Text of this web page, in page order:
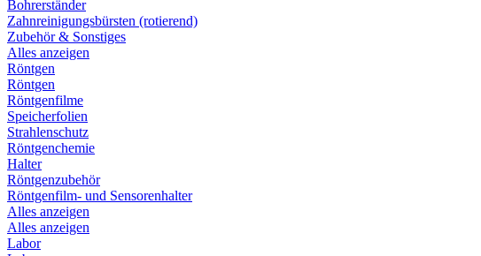
Bohrerständer
Zahnreinigungsbürsten (rotierend)
Zubehör & Sonstiges
Alles anzeigen
Röntgen
Röntgen
Röntgenfilme
Speicherfolien
Strahlenschutz
Röntgenchemie
Halter
Röntgenzubehör
Röntgenfilm- und Sensorenhalter
Alles anzeigen
Alles anzeigen
Labor